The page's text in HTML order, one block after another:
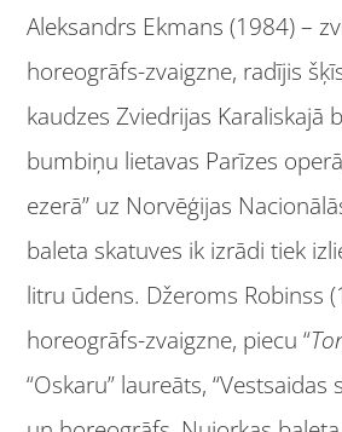
Aleksandrs Ekmans (1984) –
horeogrāfs-zvaigzne, radījis
kaudzes Zviedrijas Karaliskajā
bumbiņu lietavas Parīzes
ezerā” uz Norvēģijas
baleta skatuves ik izrādi tiek
litru ūdens. Džeroms Robinss
horeogrāfs-zvaigzne, piecu “
“Oskaru” laureāts, “Vestsaidas